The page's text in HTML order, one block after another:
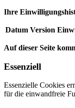
Ihre
Datum Version
Auf dieser Seite
Essenziell
Essenzielle Cookies
für die einwandfreie